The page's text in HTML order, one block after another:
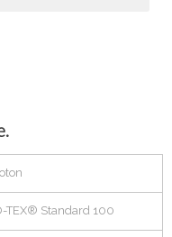
TEX® Standard 100